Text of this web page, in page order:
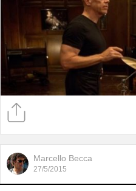
Marcello Becca
27/5/2015